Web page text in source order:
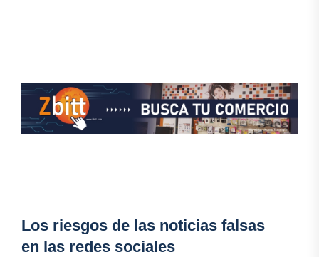
Los riesgos de las noticias falsas
en las redes sociales